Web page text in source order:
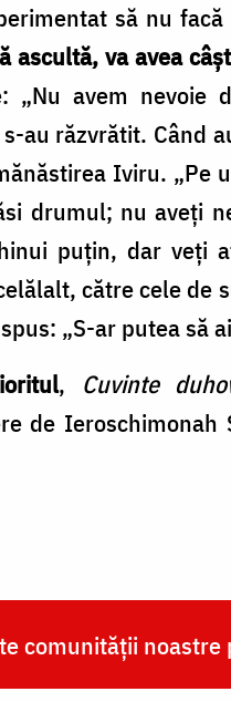
să nu
ascultă, va avea
„Nu avem
au răzvrătit. Când
Iviru. „Pe
drumul; nu aveţi
puţin, dar veţi
către cele de
„S-ar putea să
, Cuvinte
de Ieroschimonah
comunității noastre